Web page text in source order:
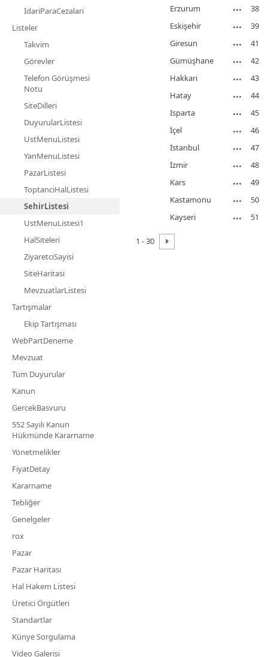
IdariParaCezalari
Listeler
Takvim
Görevler
Telefon Görüşmesi
Notu
SiteDilleri
DuyurularListesi
UstMenuListesi
YanMenuListesi
PazarListesi
ToptanciHalListesi
SehirListesi
UstMenuListesi1
HalSiteleri
ZiyaretciSayisi
SiteHaritasi
MevzuatlarListesi
Tartışmalar
Ekip Tartışması
WebPartDeneme
Mevzuat
Tüm Duyurular
Kanun
GercekBasvuru
552 Sayılı Kanun
Hükmünde Kararname
Yönetmelikler
FiyatDetay
Kararname
Tebliğer
Genelgeler
rox
Pazar
Pazar Haritası
Hal Hakem Listesi
Üretici Örgütleri
Standartlar
Künye Sorgulama
Video Galerisi
Erzurum
38
Eskişehir
39
Giresun
41
Gümüşhane
42
Hakkari
43
Hatay
44
Isparta
45
İçel
46
İstanbul
47
İzmir
48
Kars
49
Kastamonu
50
Kayseri
51
1 - 30